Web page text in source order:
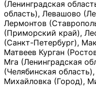
(Ленинградская
область), Левашово
Лермонтов
(Приморский край),
(Санкт-Петербург),
Матвеев Курган
Мга (Ленинградская
(Челябинская
Михайловка (Город),